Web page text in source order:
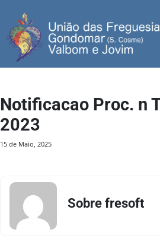
Notificacao Proc. n
2023
15 de Maio, 2025
Sobre fresoft